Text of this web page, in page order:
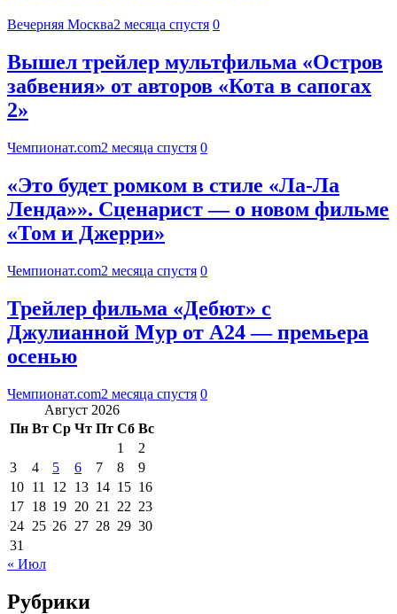
Вечерняя Москва2 месяца спустя 0
Вышел трейлер мультфильма «Остров
забвения» от авторов «Кота в сапогах
2»
Чемпионат.com2 месяца спустя 0
«Это будет ромком в стиле «Ла-Ла
Ленда»». Сценарист — о новом фильме
«Том и Джерри»
Чемпионат.com2 месяца спустя 0
Трейлер фильма «Дебют» с
Джулианной Мур от A24 — премьера
осенью
Чемпионат.com2 месяца спустя 0
Август 2026
Пн Вт Ср Чт Пт Сб Вс
1
2
3
4 5 6 7 8
9
10 11 12 13 14 15 16
17 18 19 20 21 22 23
24 25 26 27 28 29 30
31
« Июл
Рубрики